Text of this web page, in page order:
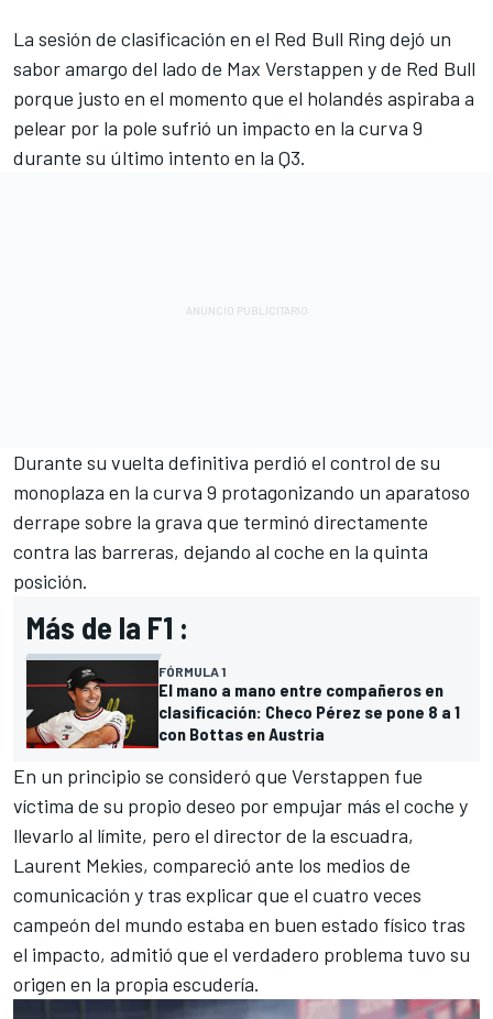
La sesión de clasificación en el Red Bull Ring dejó un
sabor amargo del lado de Max Verstappen y de Red Bull
porque justo en el momento que el holandés aspiraba a
pelear por la pole sufrió un impacto en la curva 9
durante su último intento en la Q3.
Durante su vuelta definitiva perdió el control de su
monoplaza en la curva 9 protagonizando un aparatoso
derrape sobre la grava que terminó directamente
contra las barreras, dejando al coche en la quinta
posición.
Más de la F1 :
FÓRMULA 1
El mano a mano entre compañeros en
clasificación: Checo Pérez se pone 8 a 1
con Bottas en Austria
En un principio se consideró que Verstappen fue
víctima de su propio deseo por empujar más el coche y
llevarlo al límite, pero el director de la escuadra,
Laurent Mekies, compareció ante los medios de
comunicación y tras explicar que el cuatro veces
campeón del mundo estaba en buen estado físico tras
el impacto, admitió que el verdadero problema tuvo su
origen en la propia escudería.